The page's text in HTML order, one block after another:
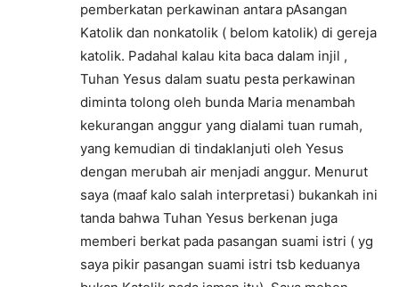
pemberkatan perkawinan antara pAsangan
Katolik dan nonkatolik ( belom katolik) di gereja
katolik. Padahal kalau kita baca dalam injil ,
Tuhan Yesus dalam suatu pesta perkawinan
diminta tolong oleh bunda Maria menambah
kekurangan anggur yang dialami tuan rumah,
yang kemudian di tindaklanjuti oleh Yesus
dengan merubah air menjadi anggur. Menurut
saya (maaf kalo salah interpretasi) bukankah ini
tanda bahwa Tuhan Yesus berkenan juga
memberi berkat pada pasangan suami istri ( yg
saya pikir pasangan suami istri tsb keduanya